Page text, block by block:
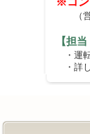
（営
【担
・運
・詳